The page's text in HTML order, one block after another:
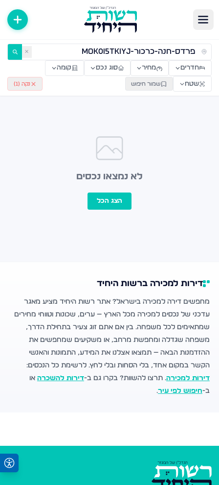
דירות למכירה ולהשכרה — רשות היחיד ✕
חדרים מחיר סוג נכס קומה
שטח שמור חיפוש נקה ( 1
)
לא נמצאו נכסים
הצג הכל
דירות למכירה ברשות היחיד
מחפשים דירה למכירה בישראל? אתר רשות היחיד מציע מאגר
עדכני של נכסים למכירה מכל הארץ — ערים, שכונות וטווחי מחירים
שמתאימים לכל משפחה. בין אם אתם זוג צעיר בתחילת הדרך,
משפחה שגדלה ומחפשת מרחב, או משקיעים שמחפשים את
ההזדמנות הבאה — תמצאו אצלנו את המידע, התמונות והאנשי
הקשר במקום אחד, בלי הסחות ובלי לחץ. לרשימת כל הנכסים:
דירות למכירה. תרצו להשוות? בקרו גם ב-דירות להשכרה או
ב-חיפוש לפי עיר.